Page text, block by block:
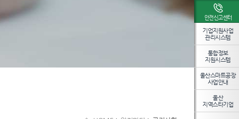
안전신고센터
기업지원사업
관리시스템
통합정보
지원시스템
울산스마트공장
사업안내
울산
지역스타기업